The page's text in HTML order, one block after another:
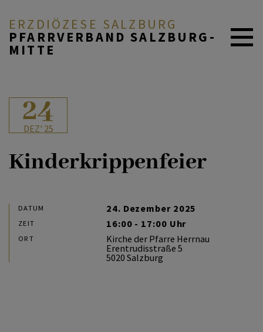
ERZDIÖZESE SALZBURG
PFARRVERBAND SALZBURG-
MITTE
ÜBER UNS
MITEINANDER BETEN
24
DEZ' 25
Kinderkrippenfeier
DATUM 24. Dezember 2025
ZEIT 16:00 - 17:00 Uhr
ORT
Kirche der Pfarre Herrnau
Erentrudisstraße 5
5020 Salzburg